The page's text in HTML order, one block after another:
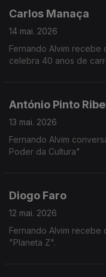
Carlos Manaça
14 mai. 2026
Fernando Alvim recebe
celebra 40 anos de
António Pinto
13 mai. 2026
Fernando Alvim
Poder da Cultura"
Diogo Faro
12 mai. 2026
Fernando Alvim recebe
"Planeta Z".